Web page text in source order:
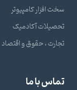
سخت افزار کامپیوتر
تحصیلات آکادمیک
تجارت ، حقوق و اقتصاد
تماس با ما